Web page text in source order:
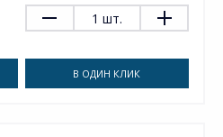
1 шт.
В ОДИН КЛИК